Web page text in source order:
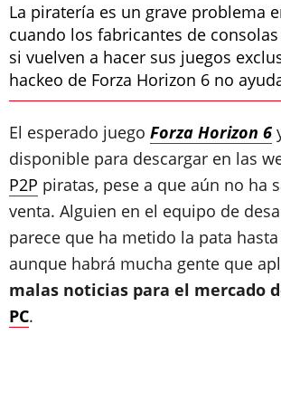
La piratería es un grave problema
cuando los fabricantes de
si vuelven a hacer sus juegos
hackeo de Forza Horizon 6 no
El esperado juego Forza Horizon 6
disponible para descargar en las
P2P piratas, pese a que aún no ha
venta. Alguien en el equipo de
parece que ha metido la pata
aunque habrá mucha gente que
malas noticias para el mercado
PC.